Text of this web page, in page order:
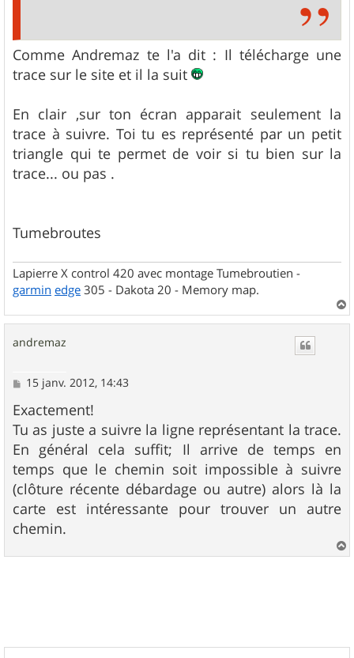
Comme Andremaz te l'a dit : Il télécharge une
trace sur le site et il la suit
En clair ,sur ton écran apparait seulement la
trace à suivre. Toi tu es représenté par un petit
triangle qui te permet de voir si tu bien sur la
trace... ou pas .
Tumebroutes
Lapierre X control 420 avec montage Tumebroutien -
garmin edge 305 - Dakota 20 - Memory map.
a
andremaz
M
s
s
a
g
e
15 janv. 2012, 14:43
Exactement!
Tu as juste a suivre la ligne représentant la trace.
En général cela suffit; Il arrive de temps en
temps que le chemin soit impossible à suivre
(clôture récente débardage ou autre) alors là la
carte est intéressante pour trouver un autre
chemin.
a